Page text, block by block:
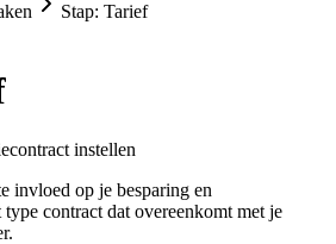
Stap: Tarief
instellen
invloed op je besparing en
contract dat overeenkomt met je